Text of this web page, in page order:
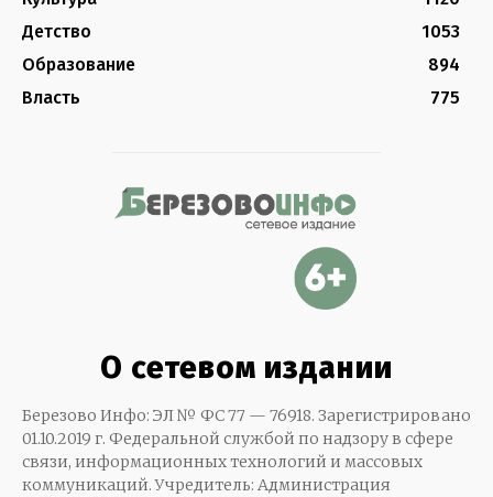
Детство
1053
Образование
894
Власть
775
О сетевом издании
Березово Инфо: ЭЛ № ФС 77 — 76918. Зарегистрировано
01.10.2019 г. Федеральной службой по надзору в сфере
связи, информационных технологий и массовых
коммуникаций. Учредитель: Администрация